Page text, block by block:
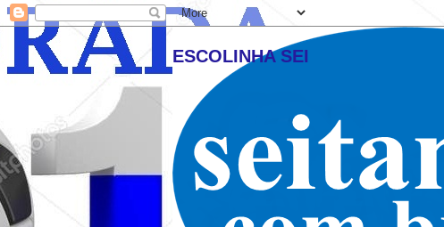
ESCOLINHA SEI